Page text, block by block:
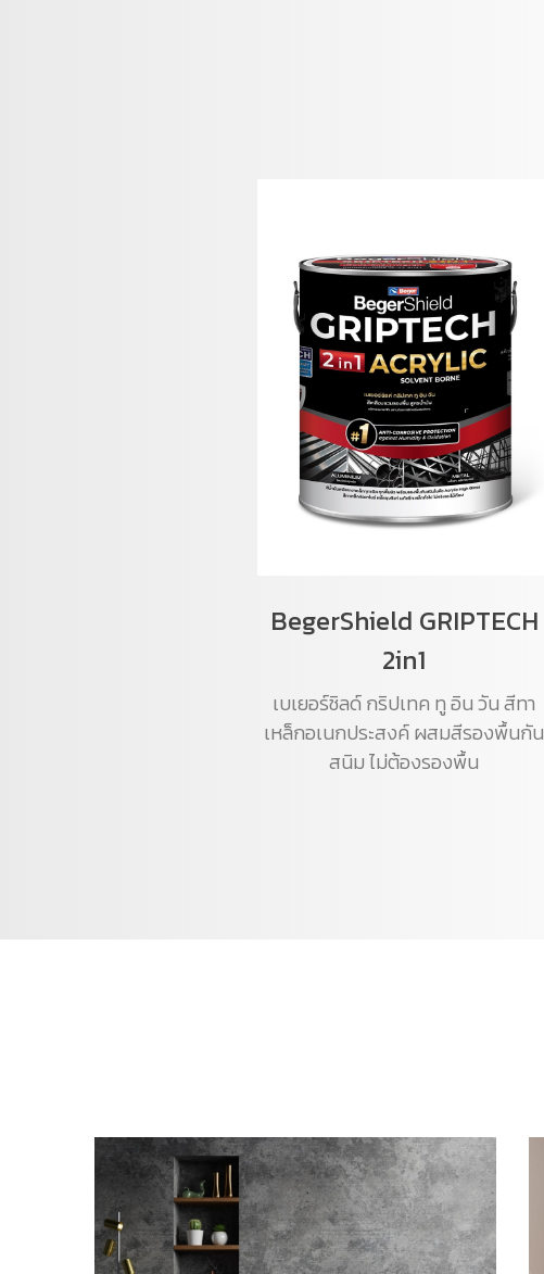
BegerShield GRIPTECH
2in1
เบเยอร์ชิลด์ กริปเทค ทู อิน วัน สีทา
เหล็กอเนกประสงค์ ผสมสีรองพื้นกัน
สนิม ไม่ต้องรองพื้น